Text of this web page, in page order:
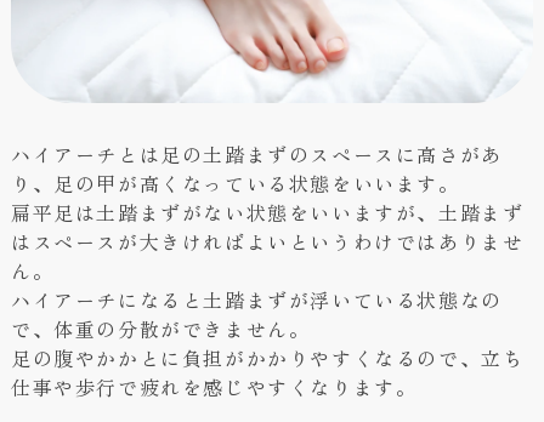
ハイアーチとは足の土踏まずのスペースに高さがあ
り、足の甲が高くなっている状態をいいます。
扁平足は土踏まずがない状態をいいますが、土踏まず
はスペースが大きければよいというわけではありませ
ん。
ハイアーチになると土踏まずが浮いている状態なの
で、体重の分散ができません。
足の腹やかかとに負担がかかりやすくなるので、立ち
仕事や歩行で疲れを感じやすくなります。